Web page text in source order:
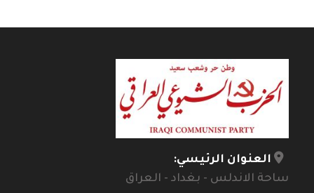
العنوان الرئيسي:
ساحة الاندلس - بغداد - العراق